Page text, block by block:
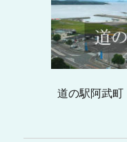
道の駅阿武町